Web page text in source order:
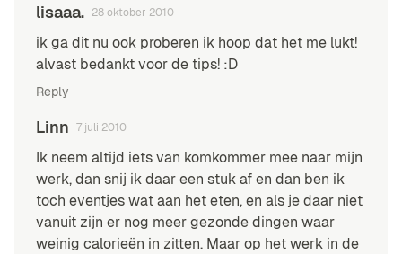
lisaaa. 28 oktober 2010
ik ga dit nu ook proberen ik hoop dat het me lukt!
alvast bedankt voor de tips! :D
Reply
Linn 7 juli 2010
Ik neem altijd iets van komkommer mee naar mijn
werk, dan snij ik daar een stuk af en dan ben ik
toch eventjes wat aan het eten, en als je daar niet
vanuit zijn er nog meer gezonde dingen waar
weinig calorieën in zitten. Maar op het werk in de